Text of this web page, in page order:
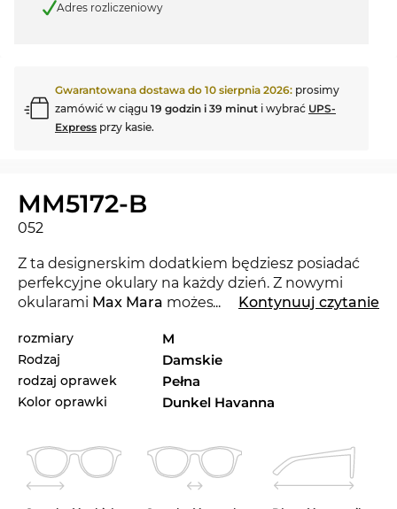
Adres rozliczeniowy
Gwarantowana dostawa do 10 sierpnia 2026: prosimy
zamówić w ciągu 19 godzin i 39 minut i wybrać UPS-
Express przy kasie.
MM5172-B
052
Z ta designerskim dodatkiem będziesz posiadać
perfekcyjne okulary na każdy dzień. Z nowymi
okularami Max Mara możesz pokazać, ze jesteś
bieącym sezonie 2025.
Ta oprawka jest zaprojektowana z myślą o silnych
kobietach. Odważny design i wyrazistość łączą się z
Model jest dostępny. Dokonując zakupu już teraz i
wybierając opcje wysyłkiekspresowej, możemy
... Kontynuuj czytanie
rozmiary M
Rodzaj Damskie
rodzaj oprawek Pełna
Kolor oprawki Dunkel Havanna